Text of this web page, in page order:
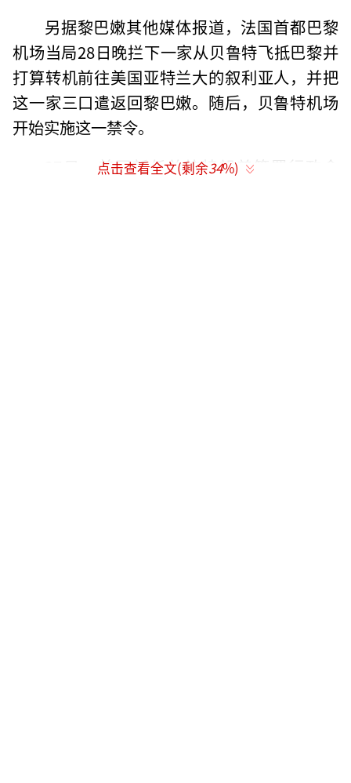
另据黎巴嫩其他媒体报道，法国首都巴黎
机场当局28日晚拦下一家从贝鲁特飞抵巴黎并
打算转机前往美国亚特兰大的叙利亚人，并把
这一家三口遣返回黎巴嫩。随后，贝鲁特机场
开始实施这一禁令。
27日，美国新任总统特朗普签署行政命
点击查看全文(剩余34%)